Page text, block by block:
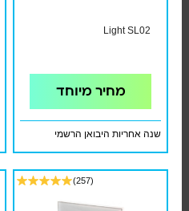
Light SL02
מחיר מיוחד
שנה אחריות היבואן הרשמי
(257)